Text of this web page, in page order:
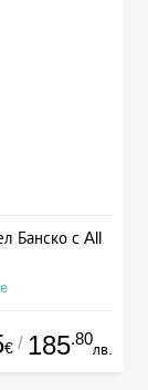
Банско с All
€ / 185.80
лв.